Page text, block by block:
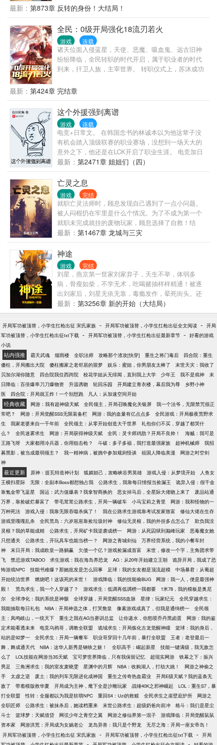
声音开始说明状况，规则等等之类的不可思议的事
情，让所有人清楚的明白他们身处何处。 他们被拉入
了一个求生世界之中，所有人都要从零开始的求生游
戏。 而正当其他人还在为此发愁的时候。 陈平诡异的
发现，自己好像获得了一个小说中的系统？。 强化系
统？！ 但让他没想到的是，强化系统竟然跑去入侵求
生游戏？。 结果入侵失败不说，还丢失了核心功能。
接着就是系统精灵跑路，把系统留给了陈平。 而就在
来了个大翻转。 ...... 当别人还在为了食物而发愁的时
候。 陈平已经过上了衣食无忧的日子了。 当别人获得
一把普通武器而沾沾自喜的时候。 陈平已经拿着优秀
武器开始嘎嘎乱杀了。 当别人获得一枚增加属性的果
实在频道上炫耀时。 陈平望向背包中的十几枚增加属
性的水果陷入沉思。 当别人还为...... 陈平已经站在巅
峰了。
最新： 第873章 反转的身份！大结局！
全民：0级开局强化18流刃若火
游戏 连载
诸天位面入侵蓝星，天使、恶魔、吸血鬼、远古旧神
纷纷降临，全民转职的时代开启，属于职业者的时代
到来，扞卫人族，主宰世界。 转职仪式上，苏沐成功
天赋和技能有亿点点不一样！ 只要佩戴相应武器就可
以无限制学习职业技能 魔力回复速度永远大于魔力消
耗速度 完美强化，100%成功率！ 超神附魔，每次必
定超越极限！ 潜能爆发，提升品质达到最高！ 手握
强化升阶—— 始解首秀，化身南派烧烤大师，开启烤
肉生涯。 爆出白色技能书 强化升阶—— 域外邪魔被
斩到怀疑人生，"哥，我都死了你一个技能咋还没放完
呢？" 捡到一只0星魅魔宝宝 强化升阶——9星 … 话
说，为啥我感觉等级越高，身体越虚呢？ … 那一天，
都是他的熟人
最新： 第424章 完结章
这个外援强到离谱
游戏 连载
电竞+日常文。 在韩国念书的林诚本以为他这辈子没
有机会踏入顶级联赛的职业赛场，没想到一场天大的
意外之下，他还是在LCK开启了职业生涯。 电竞加日
常，如果发现了什么奇怪的内容也别慌。 请相信这是
本电竞文。
最新： 第2471章 姐姐们（四）
亡灵之息
游戏 完结
就职亡灵法师时，顾息发现自己遇到了一点小问题。
被人闷棍扔在牢里是什么个情况。为了不成为第一个
就职未完成就挂的废物玩家，顾息选择了自救！结
果，一位未来被称为亡灵之息的强者，踏上了他的传
奇之路。----------------英雄无敌风，种田、建城、战
斗，作者在英雄无敌、无限流与脑洞方面绝对有保
证，各兵种脑洞强大，更新稳定，还请大家多多支
持。-----------------群：551751609
最新： 第1467章 龙城与三灾
神途
游戏 完结
刘星，燕京第一世家刘家弃子，天生不举，体弱多
病，骨瘦如柴，不学无术，吃喝赌抽样样精通！被逐
出刘家后，刘星无依无靠，毒瘾发作，晕死街头。还
好刘星还有一个未婚妻，不仅是燕京第一美女，而且
心地善良，给了刘星一个安身之处，还让刘星进入燕
大就读！也许天意弄人，在刘星去燕大军训的第一
天，一个晴天惊雷，让刘星陷入昏迷之中，成了植物
新的人生……
最新： 第3256章 新的开始（大结局）
开局军功被顶替，小学生扛枪出征 宋氏家族 - 开局军功被顶替，小学生扛枪出征全文阅读 - 开局
军功被顶替，小学生扛枪出征txt下载 - 开局军功被顶替，小学生扛枪出征最新章节 - 好看的游戏
小说
站内强推 霸天武魂 烟雨楼 全职法师 攻略那个渣攻[快穿] 重生之将门毒后
四合院：重生
傻柱，开局搬出大院
傻柱搬家之老邻居的噩梦 娱乐：蜜姐，你男朋友太棒了
末世天灾：我收了
贝加尔湖你随意
四合院我住西跨院 校花学姐从无绯闻，直到我上大学 少年王 我不是戏神
末
日降临：百倍爆率刀刀爆物资
升温诱吻 轮回乐园 开局建立青衣楼，幕后我为尊
乡野小神
医
四合院：开局就王炸！一个别想跑 凡人：从加速空间开始
经典收藏 网游：我有超神级天赋 全民领主，开局召唤魔化关银屏
我一个法爷，无限禁咒很正
常吧？
网游：开局觉醒SSS无限装备栏 网游：我的血量有亿点点多
全民游戏：开局极夜荒野求
生
我家老婆来自一千年前 全民领主：从零开始创造大千世界
礼包你们不买，穿越了都哭什
么？
全民迷雾求生 网游：开局获得神级天赋 全民：灵卡师鸡肋？开局不良帅！
海贼：我可是
王路飞呀
大家都用冷兵器，你用狙击枪？ 斗破：多子多福，我打造最强家族 超神机械师
我招
募黑影，被当成最弱领主？
我一精神病，被挑中参加规则怪谈 祖国人降临美漫
网游之时空剑
神
最近更新 原神：提瓦特造神计划 狐媚妲己，攻略峡谷男英雄 游戏入侵：从梦境开始
人鱼女
王横扫星际
无限：全副本Boss都想独占我 公路求生，我靠每日情报当捡漏王
诡异入侵：假千金
靠氪金带飞蓝星
国运：武力值爆表？我拿智商换的 恶女掉马后，全星际大佬吻上来了
废品站通
万界，靠捡破烂暴富了
带毛茸茸公路求生，开局一辆破车 小马宝莉之青里
网游：我和怪物的一
万种死法
游戏入侵：我靠无限吞噬杀疯了！ 我在公路求生游戏靠考试发家致富
修仙大佬在生存
游戏里嘎嘎乱杀
全民荒岛：六岁崽崽靠捡垃圾封神 修仙无灵根，我的外挂多点怎么了
欺负我没
灵根？我的草能成精
公路求生，开局矿卡我逆袭成榜一 网游：从死囚狱到巅峰玩家
恶毒魔女她
只想通关
公路求生，开玩具车也能当榜一？ 网游之青城剑仙
万界经营系统，我的小餐车封
神
末日开局：我成欧皇一路躺赢 欠债一个亿？游戏捡漏成首富
末世，修改一个字，主角团求带
飞
禁忌游戏TABOO 求生游戏：我在海岛养恐龙 AG：从20年开始建立王朝
诡异开局，我成了恐
怖游戏NPC
技能书难爆？那她批发是怎么回事 足球：我的女友都是顶流超模
中场暴君：从葡超
开始统治世界
燃烧吧！这该死的末世！ 游戏降临：我的技能偷BUG
网游：我一人，便是最强神
殿！
荒岛求生，我一个人穿越了？ 游戏求生：低调再低调榜一我都要
1米78，我的模板是奥尼
尔
全球净化：我的系统是神骸 全球穿越，开局觉醒SSS血脉 星律：玩家纪元
全民穿越求生：
我能抽取每日礼包
NBA：开局神选之体，打哭詹皇 像素游戏成真了，但我是通缉榜一
全民领
主：凤鸣岐山，一统天下
重生之我在AG当赛训总监 让你递水，你怒喷乔丹黑卤蛋
网游：我的鉴
定术能看透未来
电竞乌鸦哥，调教全联盟 诡域求生：开局炼化古龙觉醒神瞳
篮球：我的身后，
站的是92梦一
全民求生：开局一辆餐车 职业哥穿回十几年前，暴打全联盟
王者：老登最后一
舞，舞成通天代
NBA：这华人新秀是钢铁之躯！ 全职高手：崛起新星
技能一键满级，我无敌怎
么了
LOL技能在网游当3S天赋 宝可梦世界降临，只有我保留记忆 超现实网游
铁幕之下：振兴
男足
三角洲求生：我的室友麦晓雯 星渊中的月辉 NBA：收购湖人，打劫大姚！
网游之神偷之
手
太虚之逆 废土：我的列车无限进化成神国 重生之传奇热血霸业
开局E级天赋？我的蓝条无
敌了
带着模版救华夏 开局成为主神，麾下全是沙雕玩家 战锤40K之邪神崛起
LOL：重生S7，暴
打全联盟
性转：全服都以为我是软萌NPC 重回S4：Uzi的救赎 全民求生之崖壁庇护所
网游之
全职匠师
公路求生：被抹杀后，她读档重来 末世公路求生：超级奶爸向前冲
格斗：我们是星尘
斗士
篮球梦：天赋借贷 网弦少年之青空之翼 网游之修仙界第一混子
游戏降临：开局觉醒鼠鼠
资本家
网游洪荒：开局成为女娲老公 龙岛异兽：我只是个野龙
无尽之海：开局一座女帝岛！
开局军功被顶替，小学生扛枪出征 宋氏家族 - 开局军功被顶替，小学生扛枪出征txt下载 - 开局